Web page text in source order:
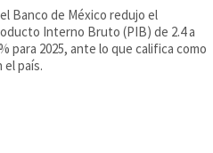
Banco de México redujo el
Interno Bruto (PIB) de 2.4 a
para 2025, ante lo que califica como
el país.